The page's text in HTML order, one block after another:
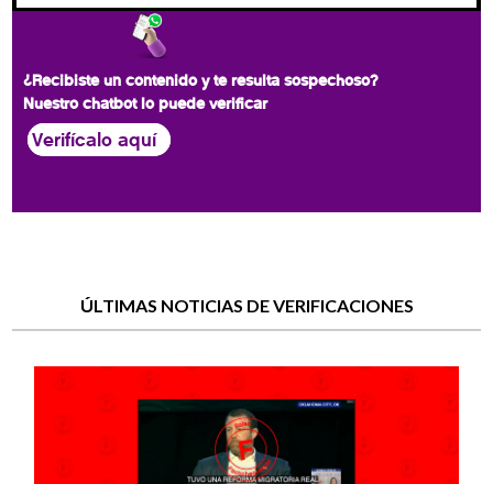
¿Recibiste un contenido y te resulta sospechoso?
Nuestro chatbot lo puede verificar
Verifícalo aquí
ÚLTIMAS NOTICIAS DE VERIFICACIONES